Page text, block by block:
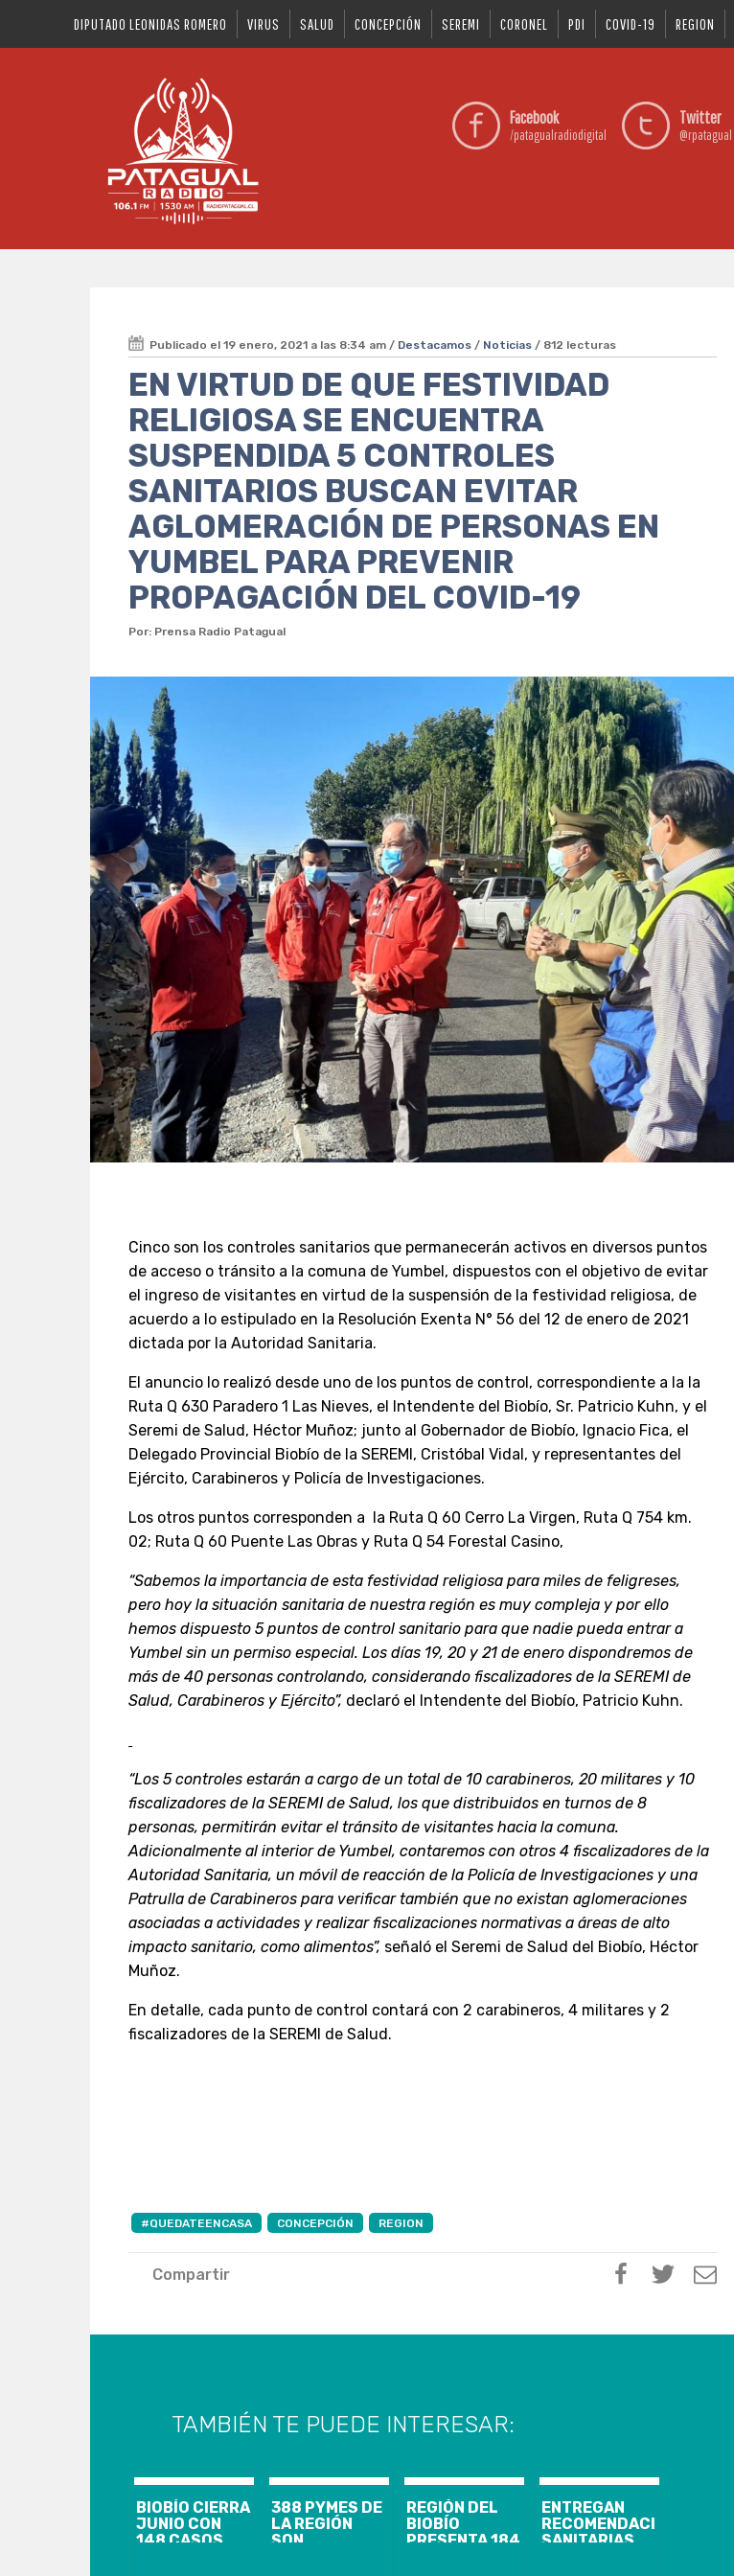
DIPUTADO LEONIDAS ROMERO VIRUS SALUD CONCEPCIÓN SEREMI CORONEL PDI COVID-19 REGION
Facebook
/patagualradiodigital
Twitter
@rpatagual
Publicado el 19 enero, 2021 a las 8:34 am / Destacamos / Noticias / 812 lecturas
EN VIRTUD DE QUE FESTIVIDAD
RELIGIOSA SE ENCUENTRA
SUSPENDIDA 5 CONTROLES
SANITARIOS BUSCAN EVITAR
AGLOMERACIÓN DE PERSONAS EN
YUMBEL PARA PREVENIR
PROPAGACIÓN DEL COVID-19
Por: Prensa Radio Patagual
Cinco son los controles sanitarios que permanecerán activos en diversos puntos
de acceso o tránsito a la comuna de Yumbel, dispuestos con el objetivo de evitar
el ingreso de visitantes en virtud de la suspensión de la festividad religiosa, de
acuerdo a lo estipulado en la Resolución Exenta N° 56 del 12 de enero de 2021
dictada por la Autoridad Sanitaria.
El anuncio lo realizó desde uno de los puntos de control, correspondiente a la la
Ruta Q 630 Paradero 1 Las Nieves, el Intendente del Biobío, Sr. Patricio Kuhn, y el
Seremi de Salud, Héctor Muñoz; junto al Gobernador de Biobío, Ignacio Fica, el
Delegado Provincial Biobío de la SEREMI, Cristóbal Vidal, y representantes del
Ejército, Carabineros y Policía de Investigaciones.
Los otros puntos corresponden a la Ruta Q 60 Cerro La Virgen, Ruta Q 754 km.
02; Ruta Q 60 Puente Las Obras y Ruta Q 54 Forestal Casino,
“Sabemos la importancia de esta festividad religiosa para miles de feligreses,
pero hoy la situación sanitaria de nuestra región es muy compleja y por ello
hemos dispuesto 5 puntos de control sanitario para que nadie pueda entrar a
Yumbel sin un permiso especial. Los días 19, 20 y 21 de enero dispondremos de
más de 40 personas controlando, considerando fiscalizadores de la SEREMI de
Salud, Carabineros y Ejército”, declaró el Intendente del Biobío, Patricio Kuhn.
“Los 5 controles estarán a cargo de un total de 10 carabineros, 20 militares y 10
fiscalizadores de la SEREMI de Salud, los que distribuidos en turnos de 8
personas, permitirán evitar el tránsito de visitantes hacia la comuna.
Adicionalmente al interior de Yumbel, contaremos con otros 4 fiscalizadores de la
Autoridad Sanitaria, un móvil de reacción de la Policía de Investigaciones y una
Patrulla de Carabineros para verificar también que no existan aglomeraciones
asociadas a actividades y realizar fiscalizaciones normativas a áreas de alto
impacto sanitario, como alimentos”, señaló el Seremi de Salud del Biobío, Héctor
Muñoz.
En detalle, cada punto de control contará con 2 carabineros, 4 militares y 2
fiscalizadores de la SEREMI de Salud.
#QUEDATEENCASA CONCEPCIÓN REGION
Compartir
TAMBIÉN TE PUEDE INTERESAR:
BIOBÍO CIERRA
JUNIO CON
148 CASOS
388 PYMES DE
LA REGIÓN
SON
REGIÓN DEL
BIOBÍO
PRESENTA 184
ENTREGAN
RECOMENDACIONES
SANITARIAS